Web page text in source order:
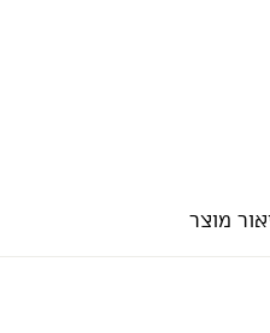
מוצר